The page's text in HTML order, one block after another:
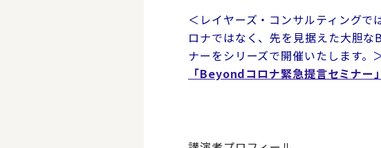
＜レイヤーズ・コンサルティングで
ロナではなく、先を見据えた大胆
ナーをシリーズで開催いたします。
「Beyondコロナ緊急提言セミナー